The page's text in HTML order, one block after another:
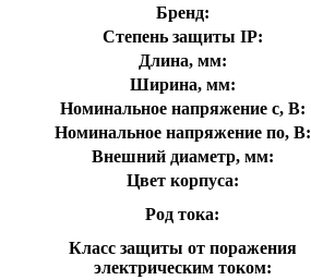
Бренд:
Степень защиты IP:
Длина, мм:
Ширина, мм:
Номинальное напряжение с, В:
Номинальное напряжение по, В:
Внешний диаметр, мм:
Цвет корпуса:
Род тока:
Класс защиты от поражения
электрическим током: